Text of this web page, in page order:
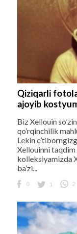
Qiziqarli
ajoyib
Biz Xellouin
qo’rqinchilik
Lekin
Xellouinni
kolleksiyamizda
ba’zi...
0 1 2